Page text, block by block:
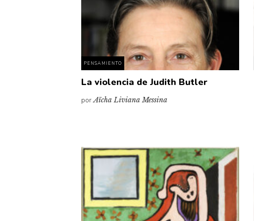
PENSAMIENTO
La violencia de Judith Butler
porAïcha Liviana Messina